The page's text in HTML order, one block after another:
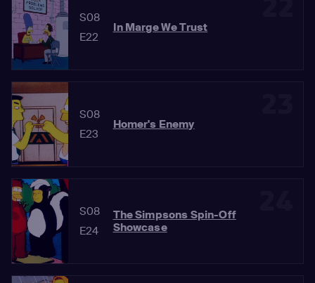
S08
E22
In Marge We Trust
S08
E23
Homer's Enemy
S08
E24
The Simpsons Spin-Off
Showcase